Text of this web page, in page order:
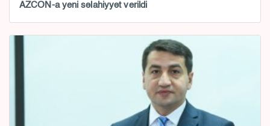
AZCON-a yeni səlahiyyət verildi